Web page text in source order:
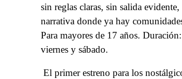
sin reglas claras, sin salida
narrativa donde ya hay
Para mayores de 17 años.
viernes y sábado.
El primer estreno para los